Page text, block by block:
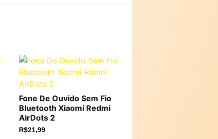
Fone De Ouvido Sem Fio
Bluetooth Xiaomi Redmi
AirDots 2
R$21,99